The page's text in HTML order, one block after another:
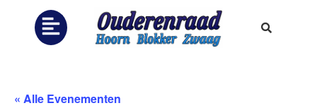
« Alle Evenementen